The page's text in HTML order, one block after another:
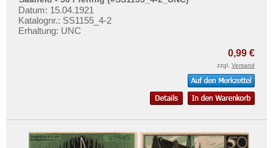
Schwandorf
Schwarzenberg
Segeberg
Mehr über...
Zahlungsbedingungen
Datum: 15.04.1921
Katalognr.: SS1155_4-2
Erhaltung: UNC
0,99 €
zzgl. Versand